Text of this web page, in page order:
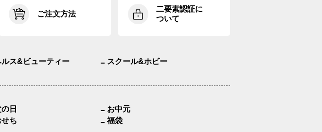
ご注文方法
二要素認証に
ついて
ルス&ビューティー スクール&ホビー
日
お中元
せち
福袋